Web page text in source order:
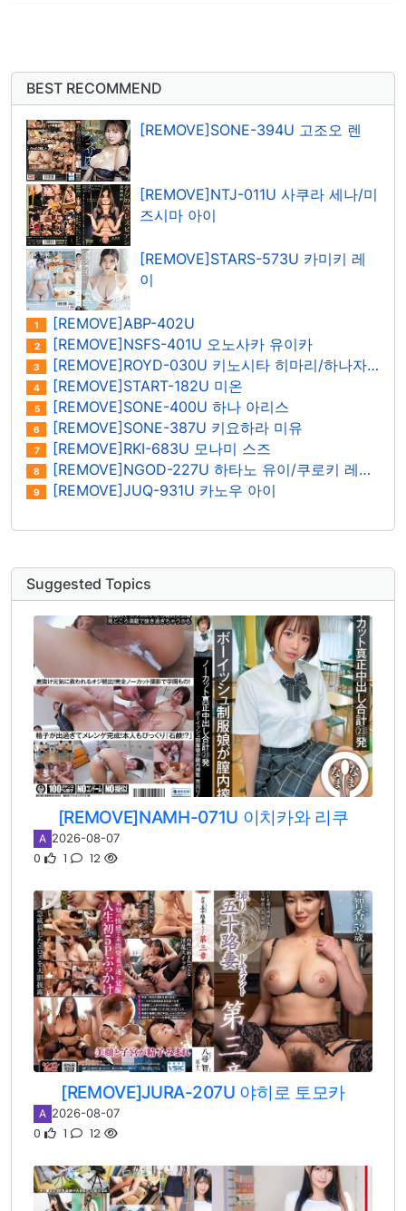
BEST RECOMMEND
[REMOVE]SONE-394U 고조오 렌
[REMOVE]NTJ-011U 사쿠라 세나/미
즈시마 아이
[REMOVE]STARS-573U 카미키 레
이
1 [REMOVE]ABP-402U
2 [REMOVE]NSFS-401U 오노사카 유이카
3 [REMOVE]ROYD-030U 키노시타 히마리/하나자와 히마리
4 [REMOVE]START-182U 미온
5 [REMOVE]SONE-400U 하나 아리스
6 [REMOVE]SONE-387U 키요하라 미유
7 [REMOVE]RKI-683U 모나미 스즈
8 [REMOVE]NGOD-227U 하타노 유이/쿠로키 레이나
9 [REMOVE]JUQ-931U 카노우 아이
Suggested Topics
[REMOVE]NAMH-071U 이치카와 리쿠
A 2026-08-07
0 1 12
[REMOVE]JURA-207U 야히로 토모카
A 2026-08-07
0 1 12